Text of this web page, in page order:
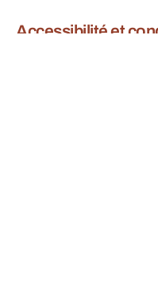
Accessibilité et